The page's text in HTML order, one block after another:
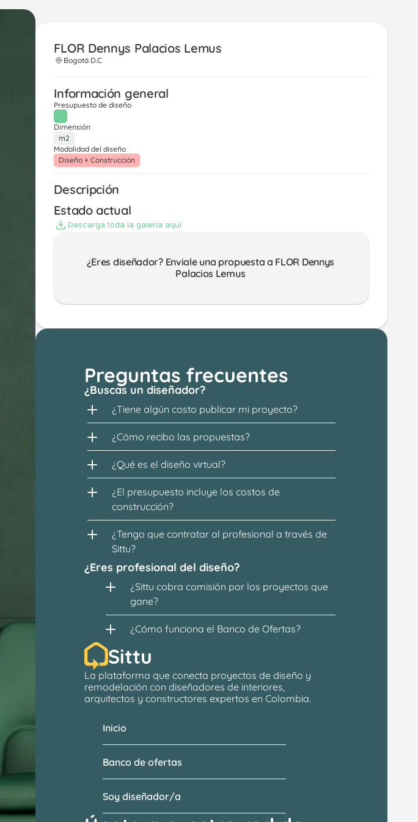
FLOR Dennys Palacios Lemus
Bogotá D.C
Información general
Presupuesto de diseño
Dimensión
m2
Modalidad del diseño
Diseño + Construcción
Descripción
Estado actual
Descarga toda la galería aquí
¿Eres diseñador? Enviale una propuesta a FLOR Dennys
Palacios Lemus
Preguntas frecuentes
¿Buscas un diseñador?
¿Tiene algún costo publicar mi proyecto?
¿Cómo recibo las propuestas?
¿Qué es el diseño virtual?
¿El presupuesto incluye los costos de
construcción?
¿Tengo que contratar al profesional a través de
Sittu?
¿Eres profesional del diseño?
¿Sittu cobra comisión por los proyectos que
gane?
¿Cómo funciona el Banco de Ofertas?
Sittu
La plataforma que conecta proyectos de diseño y
remodelación con diseñadores de interiores,
arquitectos y constructores expertos en Colombia.
Banco de ofertas
Soy diseñador/a
Inicio